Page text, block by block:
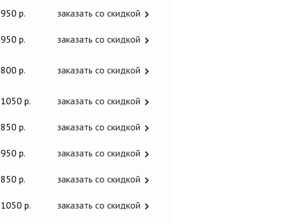
950 р. заказать со скидкой
950 р. заказать со скидкой
800 р. заказать со скидкой
1050 р. заказать со скидкой
850 р. заказать со скидкой
950 р. заказать со скидкой
850 р. заказать со скидкой
1050 р. заказать со скидкой